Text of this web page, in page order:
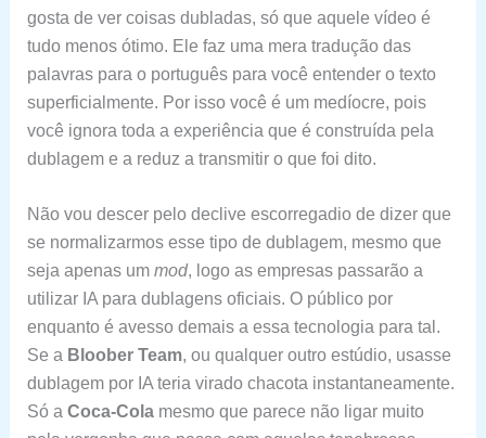
gosta de ver coisas dubladas, só que aquele vídeo é
tudo menos ótimo. Ele faz uma mera tradução das
palavras para o português para você entender o texto
superficialmente. Por isso você é um medíocre, pois
você ignora toda a experiência que é construída pela
dublagem e a reduz a transmitir o que foi dito.
Não vou descer pelo declive escorregadio de dizer que
se normalizarmos esse tipo de dublagem, mesmo que
seja apenas um mod, logo as empresas passarão a
utilizar IA para dublagens oficiais. O público por
enquanto é avesso demais a essa tecnologia para tal.
Se a Bloober Team, ou qualquer outro estúdio, usasse
dublagem por IA teria virado chacota instantaneamente.
Só a Coca-Colamesmo que parece não ligar muito